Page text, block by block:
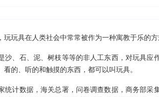
玩具在人类社会中常常被作为一种寓教于乐的方
沙、石、泥、树枝等等的非人工东西，对玩具应
的、听的和触摸的东西，都可以叫玩具。
统计数据，海关总署，问卷调查数据，商务部采